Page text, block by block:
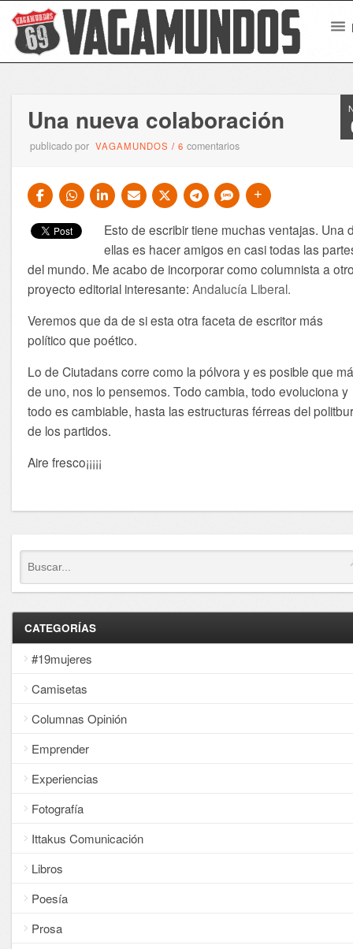
Una nueva colaboración
publicado por VAGAMUNDOS /6comentarios
Esto de escribir tiene muchas ventajas. Una
ellas es hacer amigos en casi todas las
del mundo. Me acabo de incorporar como columnista a
proyecto editorial interesante:Andalucía Liberal.
Veremos que da de si esta otra faceta de escritor más
político que poético.
Lo de Ciutadans corre como la pólvora y es posible que
de uno, nos lo pensemos. Todo cambia, todo evoluciona y
todo es cambiable, hasta las estructuras férreas del
de los partidos.
Aire fresco¡¡¡¡¡
CATEGORÍAS
#19mujeres
Camisetas
Columnas Opinión
Emprender
Experiencias
Fotografía
Ittakus Comunicación
Libros
Poesía
Prosa